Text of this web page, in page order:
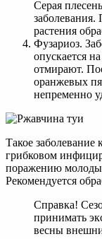
Серая
заболевания.
растения
Фузариоз.
опускается
отмирают.
оранжевых
непременно
Такое заболевание
грибковом
поражению
Рекомендуется
Справка!
принимать
весны